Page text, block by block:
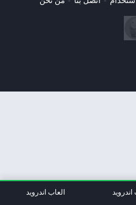
العاب اندرويد